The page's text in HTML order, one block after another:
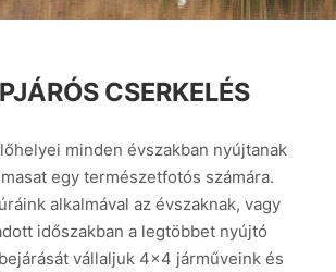
CSERKELÉS
minden évszakban nyújtanak
egy természetfotós számára.
alkalmával az évszaknak, vagy
időszakban a legtöbbet nyújtó
vállaljuk 4×4 járműveink és